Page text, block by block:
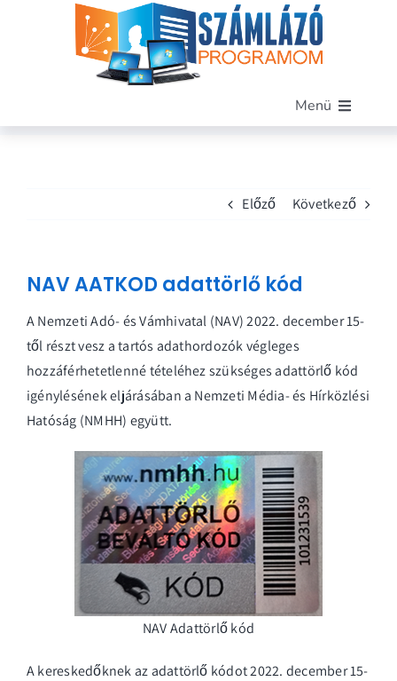
Menü
Kapcsolat
Demó letöltése
Előző Következő
NAV AATKOD adattörlő kód
A Nemzeti Adó- és Vámhivatal (NAV) 2022. december 15-
től részt vesz a tartós adathordozók végleges
hozzáférhetetlenné tételéhez szükséges adattörlő kód
igénylésének eljárásában a Nemzeti Média- és Hírközlési
Hatóság (NMHH) együtt.
NAV Adattörlő kód
A kereskedőknek az adattörlő kódot 2022. december 15-